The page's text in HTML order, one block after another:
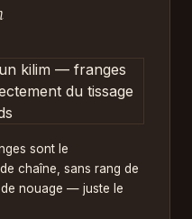
sont le
chaîne, sans rang de
nouage — juste le